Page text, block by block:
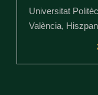
Universitat
València,